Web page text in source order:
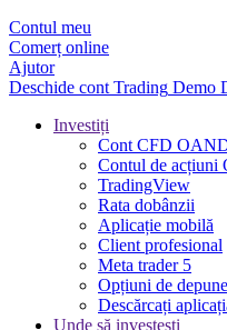
Contul meu
Comerț online
Ajutor
Deschide cont Trading Demo
Investiți
Cont CFD
Contul de
TradingView
Rata dobânzii
Aplicație mobilă
Client profesional
Meta trader 5
Opțiuni de
Descărcați
Unde să investești